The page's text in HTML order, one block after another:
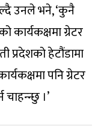
उनले भने, ‘कुनै
कार्यकक्षमा ग्रेटर
प्रदेशको हेटौंडामा
पनि ग्रेटर
।’